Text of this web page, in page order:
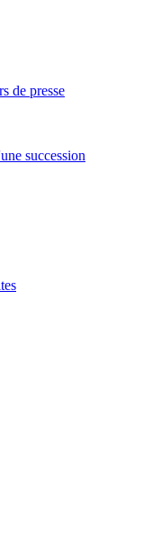
de presse
succession